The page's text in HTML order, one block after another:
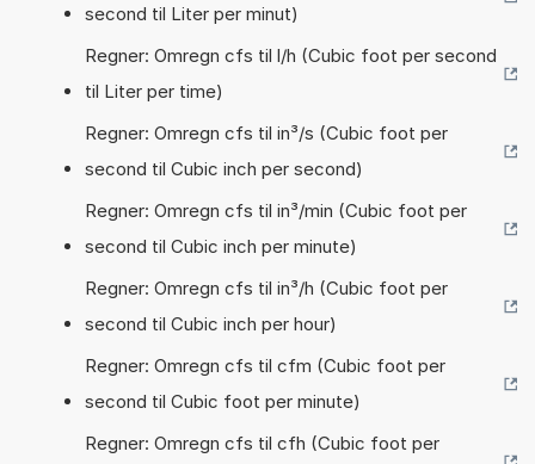
second til Liter per minut)
Regner: Omregn cfs til l/h (Cubic foot per second
til Liter per time)
Regner: Omregn cfs til in³/s (Cubic foot per
second til Cubic inch per second)
Regner: Omregn cfs til in³/min (Cubic foot per
second til Cubic inch per minute)
Regner: Omregn cfs til in³/h (Cubic foot per
second til Cubic inch per hour)
Regner: Omregn cfs til cfm (Cubic foot per
second til Cubic foot per minute)
Regner: Omregn cfs til cfh (Cubic foot per